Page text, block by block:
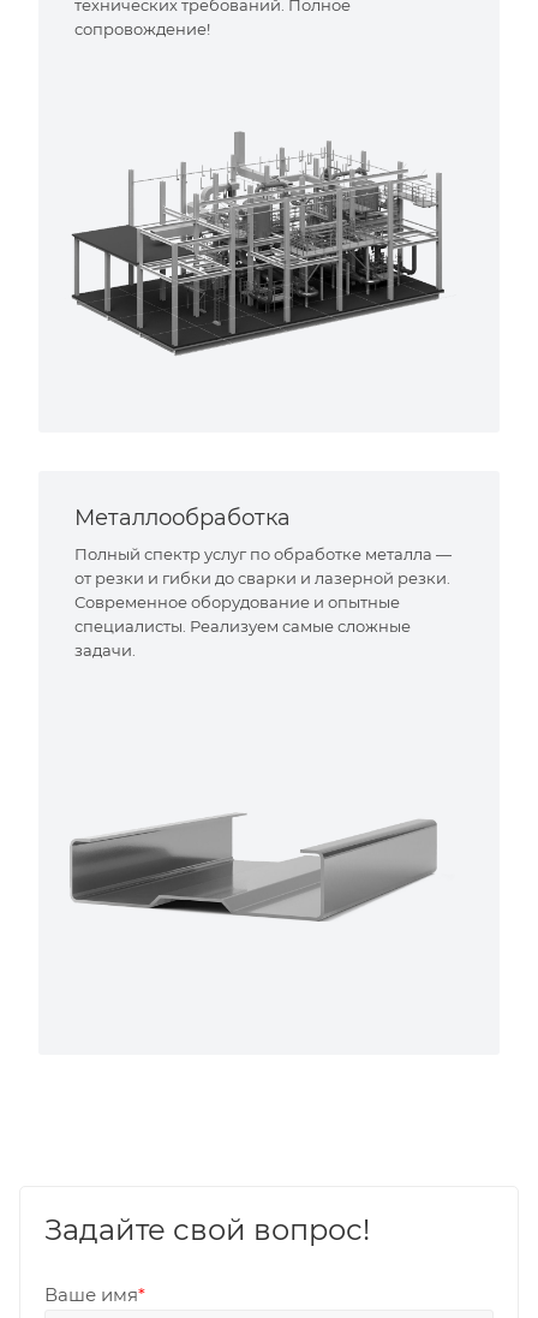
технических требований. Полное
сопровождение!
Металлообработка
Полный спектр услуг по обработке металла —
от резки и гибки до сварки и лазерной резки.
Современное оборудование и опытные
специалисты. Реализуем самые сложные
задачи.
Задайте свой вопрос!
Ваше имя*